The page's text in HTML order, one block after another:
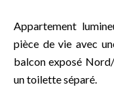
Appartement
pièce de vie avec
balcon exposé
un toilette séparé.